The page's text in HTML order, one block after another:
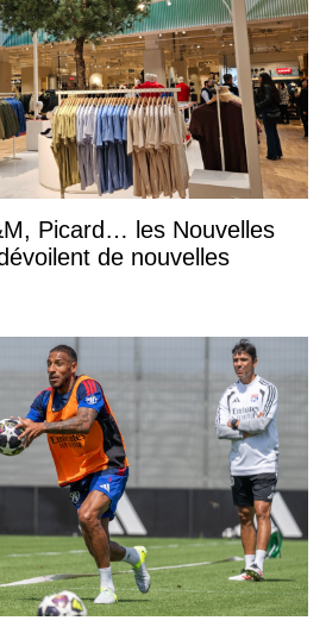
Picard… les Nouvelles
de nouvelles